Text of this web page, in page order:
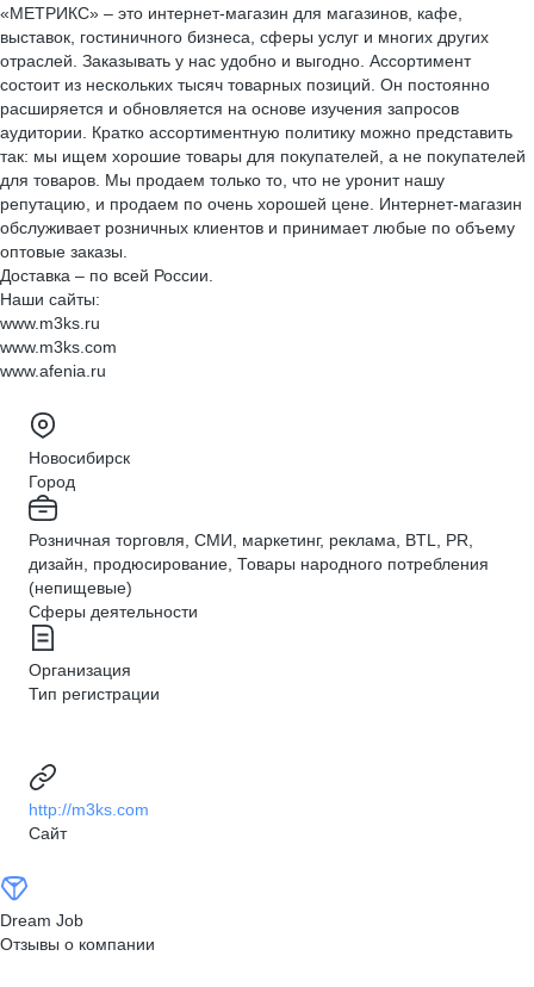
«МЕТРИКС» – это интернет-магазин для магазинов, кафе,
выставок, гостиничного бизнеса, сферы услуг и многих других
отраслей. Заказывать у нас удобно и выгодно. Ассортимент
состоит из нескольких тысяч товарных позиций. Он постоянно
расширяется и обновляется на основе изучения запросов
аудитории. Кратко ассортиментную политику можно представить
так: мы ищем хорошие товары для покупателей, а не покупателей
для товаров. Мы продаем только то, что не уронит нашу
репутацию, и продаем по очень хорошей цене. Интернет-магазин
обслуживает розничных клиентов и принимает любые по объему
оптовые заказы.
Доставка – по всей России.
Наши сайты:
www.m3ks.ru
www.m3ks.com
www.afenia.ru
Новосибирск
Город
Розничная торговля, СМИ, маркетинг, реклама, BTL, PR,
дизайн, продюсирование, Товары народного потребления
(непищевые)
Сферы деятельности
Организация
Тип регистрации
http://m3ks.com
Сайт
Dream Job
Отзывы о компании